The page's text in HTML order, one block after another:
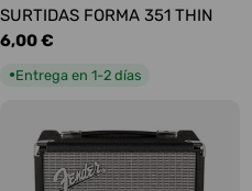
SURTIDAS FORMA 351 THIN
Precio
6,00 €
●Entrega en 1-2 días